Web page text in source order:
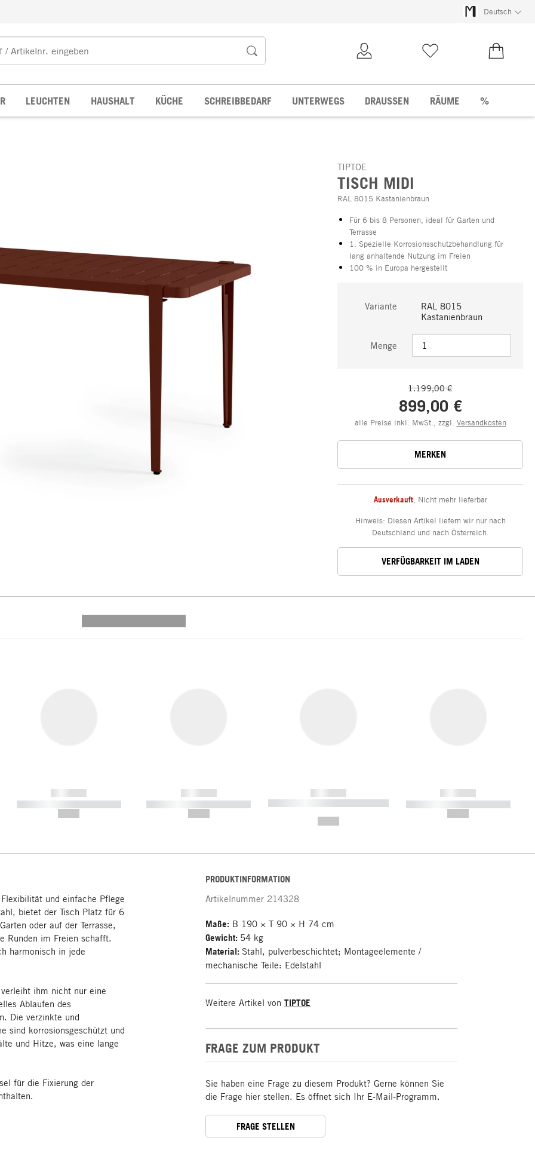
Deutsch
LEUCHTEN HAUSHALT KÜCHE SCHREIBBEDARF UNTERWEGS DRAUSSEN RÄUME %
TIPTOE
TISCH MIDI
RAL 8015 Kastanienbraun
Für 6 bis 8 Personen, ideal für Garten und
Terrasse
1. Spezielle Korrosionsschutzbehandlung für
lang anhaltende Nutzung im Freien
100 % in Europa hergestellt
Variante
RAL 8015
Kastanienbraun
Menge
1.199,00 €
899,00 €
alle Preise inkl. MwSt., zzgl. Versandkosten
MERKEN
Ausverkauft, Nicht mehr lieferbar
Hinweis: Diesen Artikel liefern wir nur nach
Deutschland und nach Österreich.
VERFÜGBARKEIT IM LADEN
------------
----------- ----------- -----------
------------
----------- ----------- -----------
------------
----------- ----------- ----------- ----
------------
----------- ----------- -----------
und einfache Pflege
bietet der Tisch Platz für 6
oder auf der Terrasse,
Runden im Freien schafft.
harmonisch in jede
ihm nicht nur eine
Ablaufen des
Die verzinkte und
sind korrosionsgeschützt und
und Hitze, was eine lange
für die Fixierung der
PRODUKTINFORMATION
Artikelnummer 214328
Maße: B 190 × T 90 × H 74 cm
Gewicht: 54 kg
Material: Stahl, pulverbeschichtet; Montageelemente /
mechanische Teile: Edelstahl
Weitere Artikel von TIPTOE
FRAGE ZUM PRODUKT
Sie haben eine Frage zu diesem Produkt? Gerne können Sie
die Frage hier stellen. Es öffnet sich Ihr E-Mail-Programm.
FRAGE STELLEN